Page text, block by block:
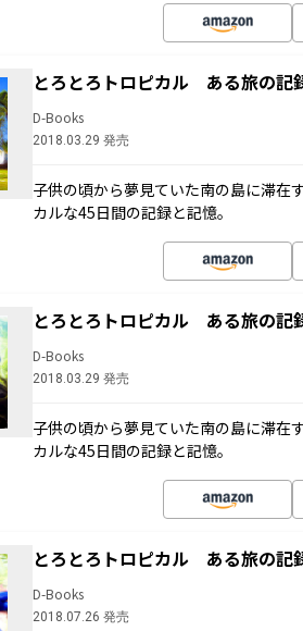
とろとろトロピカル ある旅の
D-Books
2018.03.29 発売
子供の頃から夢見ていた南の島に滞在
カルな45日間の記録と記憶。
とろとろトロピカル ある旅の
D-Books
2018.03.29 発売
子供の頃から夢見ていた南の島に滞在
カルな45日間の記録と記憶。
とろとろトロピカル ある旅の
D-Books
2018.07.26 発売